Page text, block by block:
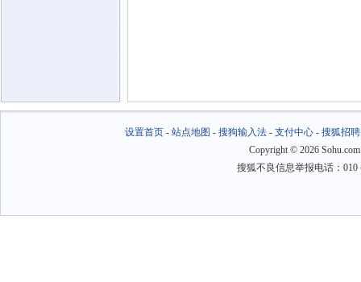
设置首页- 站点地图 - 搜狗输入法- 支付中心- 搜狐招聘
Copyright © 2026
搜狐不良信息举报电话：010